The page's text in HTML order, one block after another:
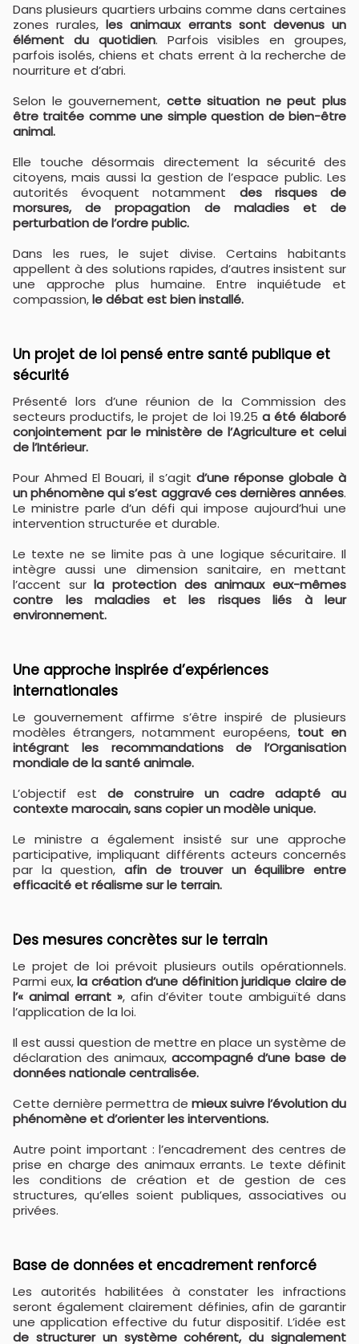
Dans plusieurs quartiers urbains comme dans certaines
zones rurales, les animaux errants sont devenus un
élément du quotidien. Parfois visibles en groupes,
parfois isolés, chiens et chats errent à la recherche de
nourriture et d’abri.
Selon le gouvernement, cette situation ne peut plus
être traitée comme une simple question de bien-être
animal.
Elle touche désormais directement la sécurité des
citoyens, mais aussi la gestion de l’espace public. Les
autorités évoquent notamment des risques de
morsures, de propagation de maladies et de
perturbation de l’ordre public.
Dans les rues, le sujet divise. Certains habitants
appellent à des solutions rapides, d’autres insistent sur
une approche plus humaine. Entre inquiétude et
compassion,le débat est bien installé.
Un projet de loi pensé entre santé publique et
sécurité
Présenté lors d’une réunion de la Commission des
secteurs productifs, le projet de loi 19.25 a été élaboré
conjointement par le ministère de l’Agriculture et celui
de l’Intérieur.
Pour Ahmed El Bouari, il s’agit d’une réponse globale à
un phénomène qui s’est aggravé ces dernières années.
Le ministre parle d’un défi qui impose aujourd’hui une
intervention structurée et durable.
Le texte ne se limite pas à une logique sécuritaire. Il
intègre aussi une dimension sanitaire, en mettant
l’accent surla protection des animaux eux-mêmes
contre les maladies et les risques liés à leur
environnement.
Une approche inspirée d’expériences
internationales
Le gouvernement affirme s’être inspiré de plusieurs
modèles étrangers, notamment européens, tout en
intégrant les recommandations de l’Organisation
mondiale de la santé animale.
L’objectif est de construire un cadre adapté au
contexte marocain, sans copier un modèle unique.
Le ministre a également insisté sur une approche
participative, impliquant différents acteurs concernés
par la question, afin de trouver un équilibre entre
efficacité et réalisme sur le terrain.
Des mesures concrètes sur le terrain
Le projet de loi prévoit plusieurs outils opérationnels.
Parmi eux,la création d’une définition juridique claire de
l’« animal errant », afin d’éviter toute ambiguïté dans
l’application de la loi.
Il est aussi question de mettre en place un système de
déclaration des animaux, accompagné d’une base de
données nationale centralisée.
Cette dernière permettra de mieux suivre l’évolution du
phénomène et d’orienter les interventions.
Autre point important : l’encadrement des centres de
prise en charge des animaux errants. Le texte définit
les conditions de création et de gestion de ces
structures, qu’elles soient publiques, associatives ou
privées.
Base de données et encadrement renforcé
Les autorités habilitées à constater les infractions
seront également clairement définies, afin de garantir
une application effective du futur dispositif. L’idée est
de structurer un système cohérent, du signalement